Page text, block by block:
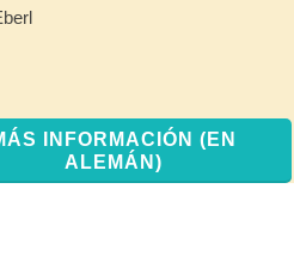
INFORMACIÓN (EN
ALEMÁN)